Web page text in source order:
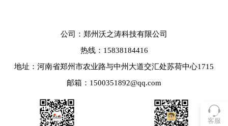
客服
公司：郑州沃之涛科技有限公司
热线：15838184416
地址：河南省郑州市农业路与中州大道交汇处苏荷中心1715
邮箱：1500351892@qq.com